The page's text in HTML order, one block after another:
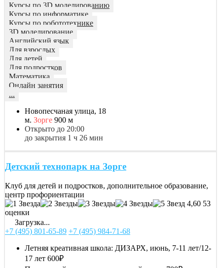
Курсы по 3D моделированию
Курсы по информатике
Курсы по робототехнике
3D моделирование
Английский язык
Для взрослых
Для детей
Для подростков
Математика
Онлайн занятия
...
Новопесчаная улица, 18
м. Зорге 900 м
Открыто до 20:00
до закрытия 1 ч 26 мин
Детский технопарк на Зорге
Клуб для детей и подростков, дополнительное образование,
центр профориентации
4,60 53
оценки
Загрузка...
+7 (495) 801-65-89 +7 (495) 984-71-68
Летняя креативная школа: ДИЗАРХ, июнь, 7-11 лет/12-
17 лет 600₽